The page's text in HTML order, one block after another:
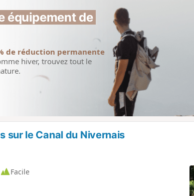
équipement de
de réduction permanente
hiver, trouvez tout le
sur le Canal du Nivernais
Facile